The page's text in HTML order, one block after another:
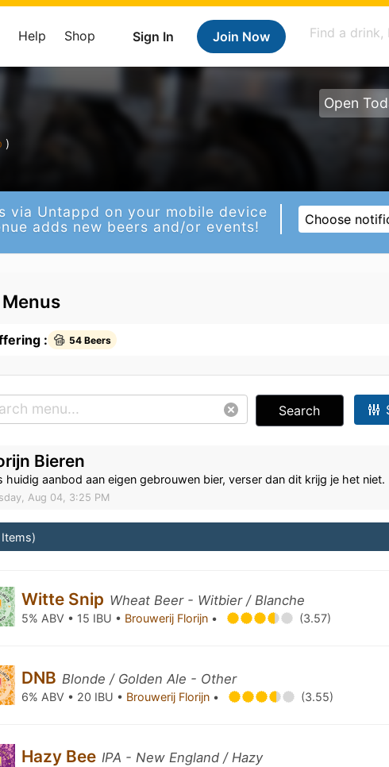
Sign In Join Now
Help Shop
)
Open
via Untappd on your mobile device
adds new beers and/or events!
Choose
: 54 Beers
Search
Bieren
huidig aanbod aan eigen gebrouwen bier, verser dan dit krijg je het niet.
Aug 04, 3:25 PM
Items)
Witte Snip Wheat Beer - Witbier / Blanche
5% ABV • 15 IBU • Brouwerij Florijn • (3.57)
DNB Blonde / Golden Ale - Other
6% ABV • 20 IBU • Brouwerij Florijn • (3.55)
Hazy Bee IPA - New England / Hazy